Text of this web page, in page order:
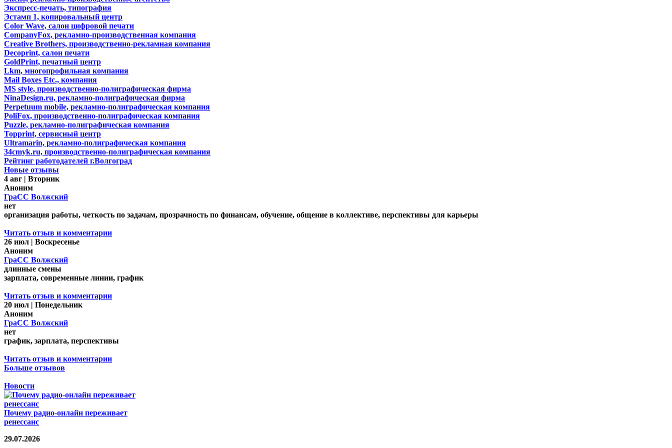
Экспресс-печать, типография
Эстамп 1, копировальный центр
Color Wave, салон цифровой печати
CompanyFox, рекламно-производственная компания
Creative Brothers, производственно-рекламная компания
Decoprint, салон печати
GoldPrint, печатный центр
Lkm, многопрофильная компания
Mail Boxes Etc., компания
MS style, производственно-полиграфическая фирма
NinaDesign.ru, рекламно-полиграфическая фирма
Perpetuum mobile, рекламно-полиграфическая компания
PoliFox, производственно-полиграфическая компания
Puzzle, рекламно-полиграфическая компания
Topprint, сервисный центр
Ultramarin, рекламно-полиграфическая компания
34cmyk.ru, производственно-полиграфическая компания
Рейтинг работодателей г.Волгоград
Новые отзывы
4 авг | Вторник
Аноним
ГраСС Волжский
нет
организация работы, четкость по задачам, прозрачность по финансам, обучение, общение в коллективе, перспективы для карьеры
Читать отзыв и комментарии
26 июл | Воскресенье
Аноним
ГраСС Волжский
длинные смены
зарплата, современные линии, график
Читать отзыв и комментарии
20 июл | Понедельник
Аноним
ГраСС Волжский
нет
график, зарплата, перспективы
Читать отзыв и комментарии
Больше отзывов
Новости
Почему радио-онлайн переживает
ренессанс
29.07.2026